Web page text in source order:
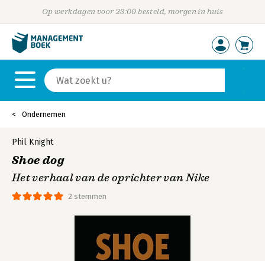
Op werkdagen voor 23:00 besteld, morgen in huis
Ondernemen
2 stemmen
Phil Knight
Shoe dog
Het verhaal van de oprichter van Nike